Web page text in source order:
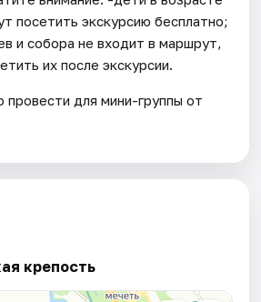
посетить экскурсию бесплатно;
и собора не входит в маршрут,
их после экскурсии.
для мини-группы от
крепость